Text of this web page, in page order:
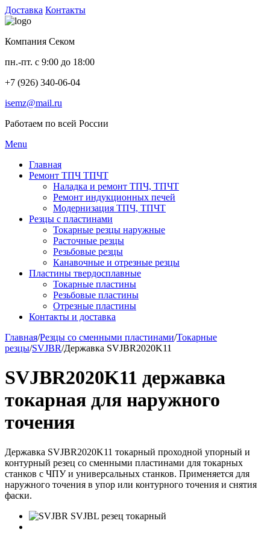
Доставка Контакты
Компания Секом
пн.-пт. с 9:00 до 18:00
+7 (926) 340-06-04
isemz@mail.ru
Работаем по всей России
Menu
Главная
Ремонт ТПЧ ТПЧТ
Наладка и ремонт ТПЧ, ТПЧТ
Ремонт индукционных печей
Модернизация ТПЧ, ТПЧТ
Резцы с пластинами
Токарные резцы наружные
Расточные резцы
Резьбовые резцы
Канавочные и отрезные резцы
Пластины твердосплавные
Токарные пластины
Резьбовые пластины
Отрезные пластины
Контакты и доставка
Главная/Резцы со сменными пластинами/Токарные
резцы/SVJBR/Державка SVJBR2020K11
SVJBR2020K11 державка
токарная для наружного
точения
Державка SVJBR2020K11 токарный проходной упорный и
контурный резец со сменными пластинами для токарных
станков с ЧПУ и универсальных станков. Применяется для
наружного точения в упор или контурного точения и снятия
фаски.